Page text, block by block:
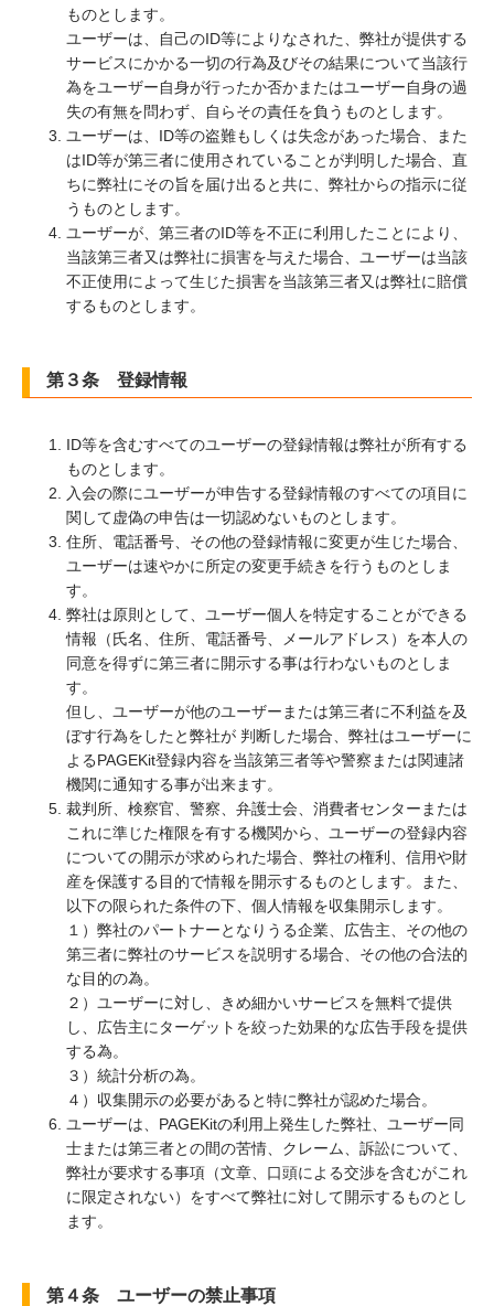
ものとします。
ユーザーは、自己のID等によりなされた、弊社が提供する
サービスにかかる一切の行為及びその結果について当該行
為をユーザー自身が行ったか否かまたはユーザー自身の過
失の有無を問わず、自らその責任を負うものとします。
ユーザーは、ID等の盗難もしくは失念があった場合、また
はID等が第三者に使用されていることが判明した場合、直
ちに弊社にその旨を届け出ると共に、弊社からの指示に従
うものとします。
ユーザーが、第三者のID等を不正に利用したことにより、
当該第三者又は弊社に損害を与えた場合、ユーザーは当該
不正使用によって生じた損害を当該第三者又は弊社に賠償
するものとします。
第３条 登録情報
ID等を含むすべてのユーザーの登録情報は弊社が所有する
ものとします。
入会の際にユーザーが申告する登録情報のすべての項目に
関して虚偽の申告は一切認めないものとします。
住所、電話番号、その他の登録情報に変更が生じた場合、
ユーザーは速やかに所定の変更手続きを行うものとしま
す。
弊社は原則として、ユーザー個人を特定することができる
情報（氏名、住所、電話番号、メールアドレス）を本人の
同意を得ずに第三者に開示する事は行わないものとしま
す。
但し、ユーザーが他のユーザーまたは第三者に不利益を及
ぼす行為をしたと弊社が 判断した場合、弊社はユーザーに
よるPAGEKit登録内容を当該第三者等や警察または関連諸
機関に通知する事が出来ます。
裁判所、検察官、警察、弁護士会、消費者センターまたは
これに準じた権限を有する機関から、ユーザーの登録内容
についての開示が求められた場合、弊社の権利、信用や財
産を保護する目的で情報を開示するものとします。また、
以下の限られた条件の下、個人情報を収集開示します。
１）弊社のパートナーとなりうる企業、広告主、その他の
第三者に弊社のサービスを説明する場合、その他の合法的
な目的の為。
２）ユーザーに対し、きめ細かいサービスを無料で提供
し、広告主にターゲットを絞った効果的な広告手段を提供
する為。
３）統計分析の為。
４）収集開示の必要があると特に弊社が認めた場合。
ユーザーは、PAGEKitの利用上発生した弊社、ユーザー同
士または第三者との間の苦情、クレーム、訴訟について、
弊社が要求する事項（文章、口頭による交渉を含むがこれ
に限定されない）をすべて弊社に対して開示するものとし
ます。
第４条 ユーザーの禁止事項